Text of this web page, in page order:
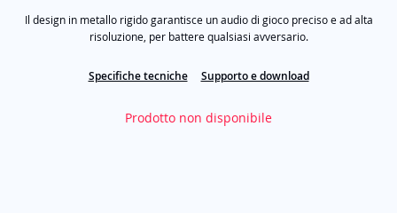
,
valore
valutazione
medio.
Il design in metallo rigido garantisce un audio di gioco preciso e ad alta
risoluzione, per battere qualsiasi avversario.
Specifiche tecniche Supporto e download
Prodotto non disponibile